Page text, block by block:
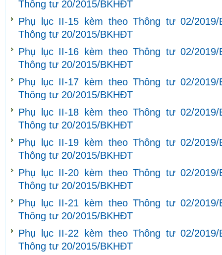
Thông tư 20/2015/BKHĐT
Phụ lục II-15 kèm theo Thông tư 02/
Thông tư 20/2015/BKHĐT
Phụ lục II-16 kèm theo Thông tư 02/
Thông tư 20/2015/BKHĐT
Phụ lục II-17 kèm theo Thông tư 02/
Thông tư 20/2015/BKHĐT
Phụ lục II-18 kèm theo Thông tư 02/
Thông tư 20/2015/BKHĐT
Phụ lục II-19 kèm theo Thông tư 02/
Thông tư 20/2015/BKHĐT
Phụ lục II-20 kèm theo Thông tư 02/
Thông tư 20/2015/BKHĐT
Phụ lục II-21 kèm theo Thông tư 02/
Thông tư 20/2015/BKHĐT
Phụ lục II-22 kèm theo Thông tư 02/
Thông tư 20/2015/BKHĐT